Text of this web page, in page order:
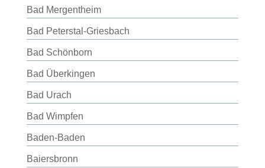
Bad Mergentheim
Bad Peterstal-Griesbach
Bad Schönborn
Bad Überkingen
Bad Urach
Bad Wimpfen
Baden-Baden
Baiersbronn